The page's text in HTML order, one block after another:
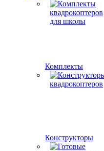
Комплекты
Конструкторы